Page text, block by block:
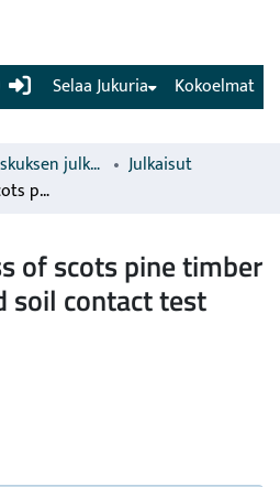
(current) Kokoelmat
Selaa Jukuria
Luonnonvarakeskuksen julkaisut
Julkaisut
The strength loss of scots pine timber in an accelerated soil contact test
of scots pine timber
soil contact test